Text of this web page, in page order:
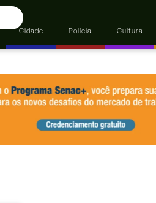
Cidade Polícia Cultura